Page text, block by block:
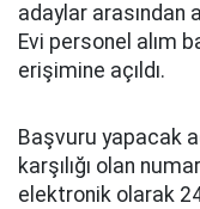
adaylar arasından
Evi personel alım
erişimine açıldı.
Başvuru yapacak
karşılığı olan
elektronik olarak